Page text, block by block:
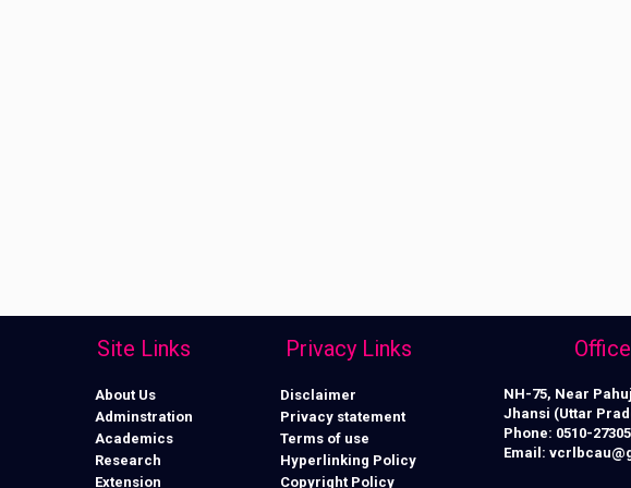
Site Links
About Us
Adminstration
Academics
Research
Extension
Privacy Links
Disclaimer
Privacy statement
Terms of use
Hyperlinking Policy
Copyright Policy
NH-75, Near
Jhansi (Uttar
Phone: 0510-
Email: